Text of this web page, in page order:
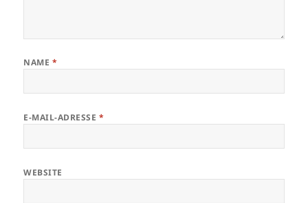
NAME *
E-MAIL-ADRESSE *
WEBSITE